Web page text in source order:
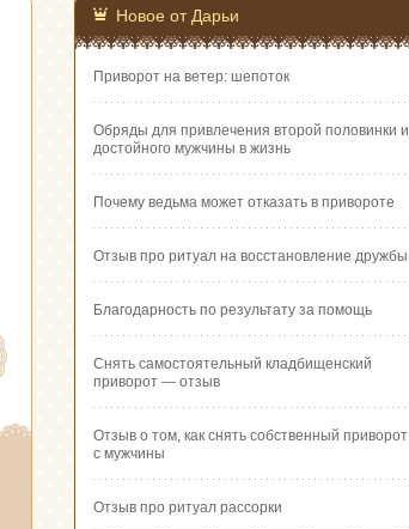
Новое от Дарьи
Приворот на ветер: шепоток
Обряды для привлечения второй половинки и
достойного мужчины в жизнь
Почему ведьма может отказать в привороте
Отзыв про ритуал на восстановление дружбы
Благодарность по результату за помощь
Снять самостоятельный кладбищенский
приворот — отзыв
Отзыв о том, как снять собственный приворот
с мужчины
Отзыв про ритуал рассорки